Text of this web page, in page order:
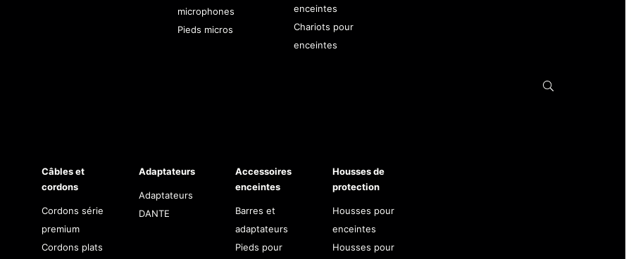
microphones
Pieds micros
enceintes
Chariots pour
enceintes
Câbles et
cordons
Cordons série
premium
Cordons plats
Adaptateurs
Adaptateurs
DANTE
Accessoires
enceintes
Barres et
adaptateurs
Pieds pour
Housses de
protection
Housses pour
enceintes
Housses pour